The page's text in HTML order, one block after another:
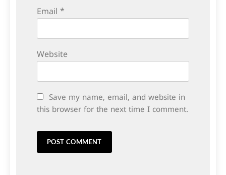
Email *
Website
Save my name, email, and website in
this browser for the next time I comment.